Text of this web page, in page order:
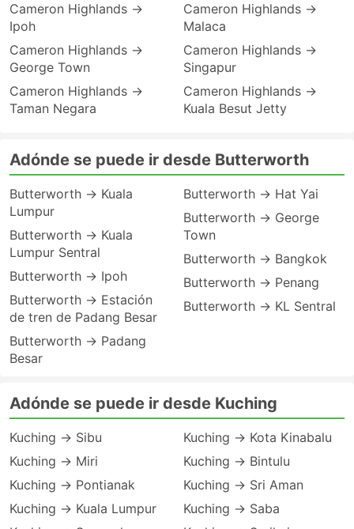
Cameron Highlands →
Ipoh
Cameron Highlands →
George Town
Cameron Highlands →
Taman Negara
Cameron Highlands →
Malaca
Cameron Highlands →
Singapur
Cameron Highlands →
Kuala Besut Jetty
Adónde se puede ir desde Butterworth
Butterworth → Kuala
Lumpur
Butterworth → Kuala
Lumpur Sentral
Butterworth → Ipoh
Butterworth → Estación
de tren de Padang Besar
Butterworth → Padang
Besar
Butterworth → Hat Yai
Butterworth → George
Town
Butterworth → Bangkok
Butterworth → Penang
Butterworth → KL Sentral
Adónde se puede ir desde Kuching
Kuching → Sibu
Kuching → Miri
Kuching → Pontianak
Kuching → Kuala Lumpur
Kuching → Kota Kinabalu
Kuching → Bintulu
Kuching → Sri Aman
Kuching → Saba